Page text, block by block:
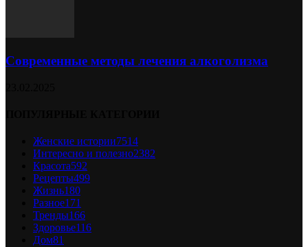
Современные методы лечения алкоголизма
Женские истории7514
Интересно и полезно2382
Красота592
Рецепты499
Жизнь180
Разное171
Тренды166
Здоровье116
Дом81